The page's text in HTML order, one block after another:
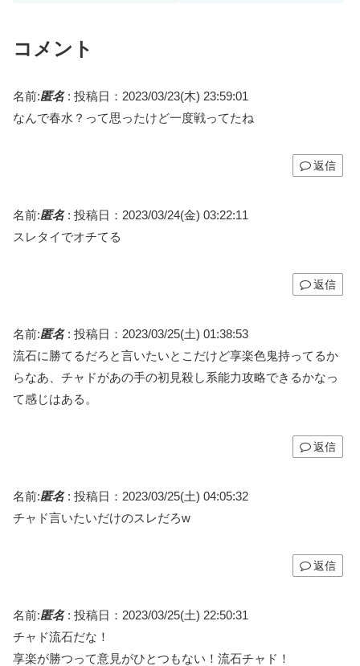
コメント
名前:匿名: 投稿日：2023/03/23(木) 23:59:01
なんで春水？って思ったけど一度戦ってたね
返信
名前:匿名: 投稿日：2023/03/24(金) 03:22:11
スレタイでオチてる
返信
名前:匿名: 投稿日：2023/03/25(土) 01:38:53
流石に勝てるだろと言いたいとこだけど享楽色鬼持ってるか
らなあ、チャドがあの手の初見殺し系能力攻略できるかなっ
て感じはある。
返信
名前:匿名: 投稿日：2023/03/25(土) 04:05:32
チャド言いたいだけのスレだろw
返信
名前:匿名: 投稿日：2023/03/25(土) 22:50:31
チャド流石だな！
享楽が勝つって意見がひとつもない！流石チャド！